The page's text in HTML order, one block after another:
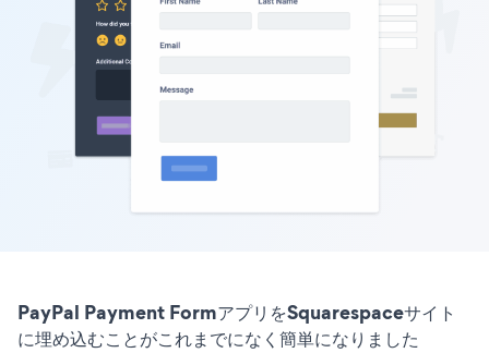
PayPal Payment FormアプリをSquarespaceサイト
に埋め込むことがこれまでになく簡単になりました